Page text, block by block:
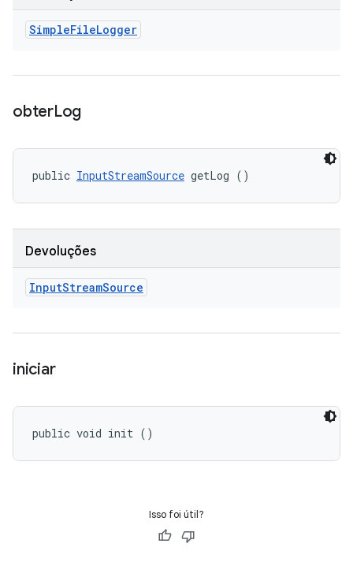
SimpleFileLogger
obterLog
public InputStreamSource getLog ()
Devoluções
InputStreamSource
iniciar
public void init ()
Isso foi útil?